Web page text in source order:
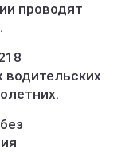
проводят